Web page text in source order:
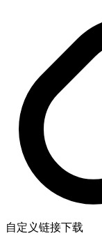
自定义链接下载